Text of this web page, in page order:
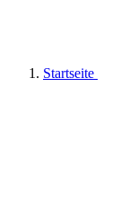
Startseite